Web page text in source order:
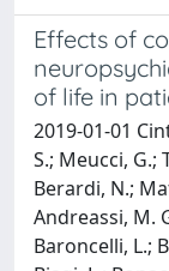
Effects of
of life in
2019-01-01
S.; Meucci, G.;
Berardi, N.;
Andreassi, M.
Baroncelli, L.;